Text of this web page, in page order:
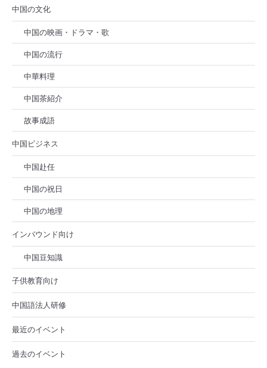
中国の文化
中国の映画・ドラマ・歌
中国の流行
中華料理
中国茶紹介
故事成語
中国ビジネス
中国赴任
中国の祝日
中国の地理
インバウンド向け
中国豆知識
子供教育向け
中国語法人研修
最近のイベント
過去のイベント